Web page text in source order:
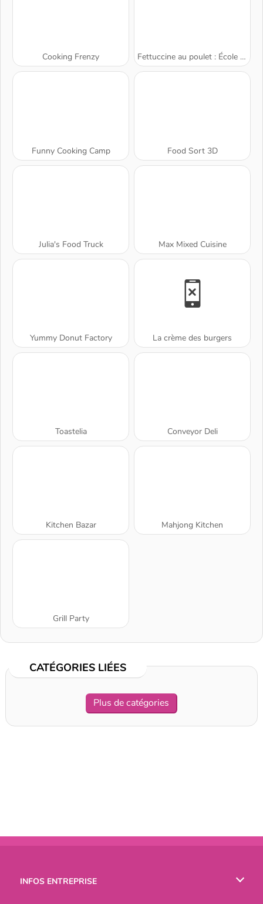
Cooking Frenzy Fettuccine au poulet : École de Sara
Funny Cooking Camp Food Sort 3D
Julia's Food Truck Max Mixed Cuisine
Yummy Donut Factory La crème des burgers
Toastelia Conveyor Deli
Kitchen Bazar Mahjong Kitchen
Grill Party
CATÉGORIES LIÉES
Plus de catégories
INFOS ENTREPRISE